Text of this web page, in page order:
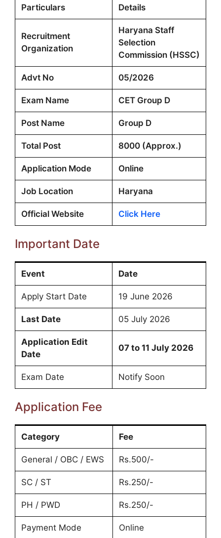
Particulars Details
Recruitment
Organization
Haryana Staff
Selection
Commission (HSSC)
Advt No 05/2026
Exam Name CET Group D
Post Name Group D
Total Post 8000 (Approx.)
Application Mode Online
Job Location Haryana
Official Website Click Here
Important Date
Event Date
Apply Start Date 19 June 2026
Last Date 05 July 2026
Application Edit
Date
07 to 11 July 2026
Exam Date Notify Soon
Application Fee
Category Fee
General / OBC / EWS Rs.500/-
SC / ST Rs.250/-
PH / PWD Rs.250/-
Payment Mode Online